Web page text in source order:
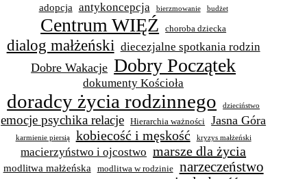
adopcja antykoncepcja bierzmowanie budżet
Centrum WIĘŹ choroba dziecka
dialog małżeński diecezjalne spotkania rodzin
Dobre Wakacje Dobry Początek
dokumenty Kościoła
doradcy życia rodzinnego dzieciństwo
emocje psychika relacje Hierarchia ważności Jasna Góra
karmienie piersią kobiecość i męskość kryzys małżeński
macierzyństwo i ojcostwo marsze dla życia
modlitwa małżeńska modlitwa w rodzinie narzeczeństwo